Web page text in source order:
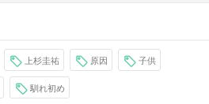
上杉圭祐 原因 子供
馴れ初め